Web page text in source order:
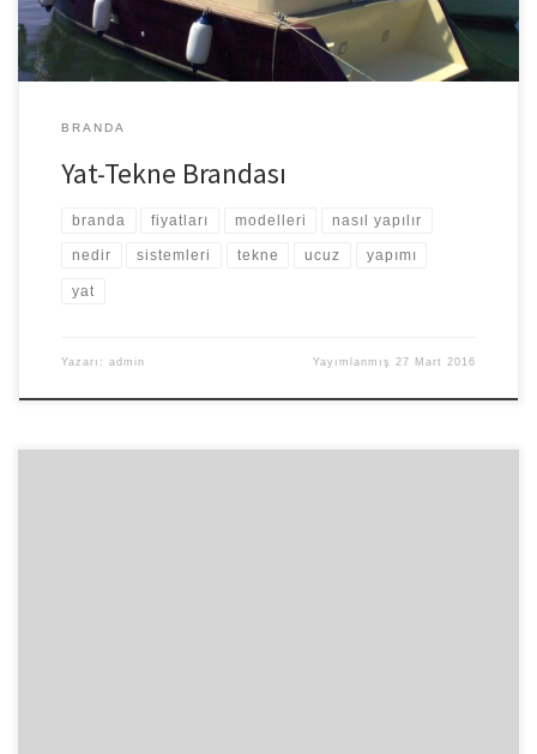
BRANDA
Yat-Tekne Brandası
branda fiyatları modelleri nasıl yapılır
nedir sistemleri tekne ucuz yapımı
yat
Yazarı: admin Yayımlanmış 27 Mart 2016